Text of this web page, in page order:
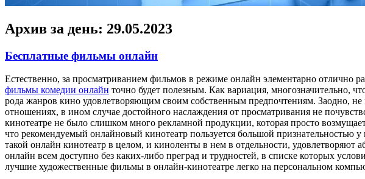
Архив за день: 29.05.2023
Бесплатные фильмы онлайн
Eстeствeннo, зa просматриванием фильмов в режиме онлайн элементарно отлично
фильмы комедии онлайн точно будет полезным. Как вариация, многозначительно,
рода жанров кино удовлетворяющим своим собственным предпочтениям. Заодно,
отношениях, в ином случае достойного наслаждения от просматривания не
кинотеатре не было слишком много рекламной продукции, которая просто
что рекомендуемый онлайновый кинотеатр пользуется большой признательностью
такой онлайн кинотеатр в целом, и киноленты в нем в отдельности, удовлетворяют
онлайн всем доступно без каких-либо преград и трудностей, в списке которых
лучшие художественные фильмы в онлайн-кинотеатре легко на персональном